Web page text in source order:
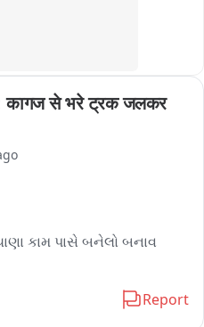
गया है。
थोक एवं खुदरा विक्रेताओं,
होटल, रेस्तरां, कैटरर्स, क्लाउड
को इस आदेश का पालन करने के
चलाया जाएगा और
किए जाएंगे।
खाद्य सुरक्षा एवं मानक अधिनियम,
नष्ट करने, आर्थिक दंड, लाइसेंस
कि महाराष्ट्र के प्रत्येक नागरिक
कागज से भरे ट्रक जलकर
કામ પાસે બનેલો બનાવ
Report